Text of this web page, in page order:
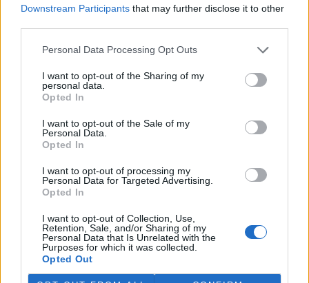
Downstream Participants that may further disclose it to other
Personal Data Processing Opt Outs
I want to opt-out of the Sharing of my
personal data.
Opted In
I want to opt-out of the Sale of my
Personal Data.
Opted In
I want to opt-out of processing my
Personal Data for Targeted Advertising.
Opted In
I want to opt-out of Collection, Use,
Retention, Sale, and/or Sharing of my
Personal Data that Is Unrelated with the
Purposes for which it was collected.
Opted Out
„Furt ve střehu.“ Manažer přírody Vilém Jurek o
26.11.2025 | PRAHA (Ekolist.cz)
Vilém Jurek je krajinný ekolog,
který zasvětil svůj profesní
končící projekt LIFE South
Moravia, jehož cílem byla obnova stepních biotopů na jižní
Moravě. Mluví o významu pastvy, invazních druzích, složitých
diplomatických jednáních s vlastníky i o tom, proč je důležité
vydržet – i když výsledky nejsou vidět hned. A také o tom, co ho k
přírodě přivedlo, proč má slabost pro Kamenný vrch a jakou roli v
Sumec velký na jihu Evropy? Tamní ekosystémy nejsou
na takového superpredátora připraveny, říká Martin